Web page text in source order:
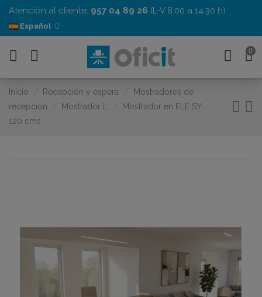
Atención al cliente: 957 04 89 26 (L-V 8:00 a 14:30 h)
Español
0
Inicio Recepción y espera
Mostradores de
recepción
Mostrador L
Mostrador en ELE SY
120 cms